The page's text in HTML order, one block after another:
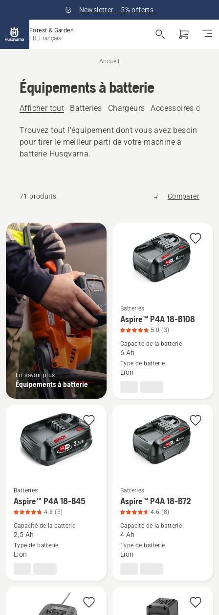
Newsletter : -5% offerts
Forest & Garden
FR, Français
Accueil
Équipements à batterie
Afficher tout Batteries Chargeurs Accessoires de
Trouvez tout l'équipement dont vous avez besoin
pour tirer le meilleur parti de votre machine à
batterie Husqvarna.
71 produits Comparer
Tous
les
produits
En savoir plus
Équipements à batterie
Voir
plus
de
détails
sur
Aspire™
produit
Batteries
Aspire™ P4A 18-B108
5.0 (3)
Capacité de la batterie
6 Ah
Type de batterie
Lion
Voir
plus
de
détails
sur
Aspire™
Batteries
Aspire™ P4A 18-B45
4.8 (5)
Capacité de la batterie
2,5 Ah
Type de batterie
Lion
Voir
plus
de
détails
sur
Aspire™
Batteries
Aspire™ P4A 18-B72
4.6 (8)
Capacité de la batterie
4 Ah
Type de batterie
Lion